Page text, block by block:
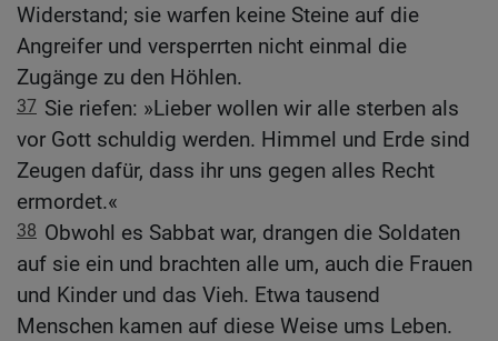
Widerstand; sie warfen keine Steine auf die
Angreifer und versperrten nicht einmal die
Zugänge zu den Höhlen.
37 Sie riefen: »Lieber wollen wir alle sterben als
vor Gott schuldig werden. Himmel und Erde sind
Zeugen dafür, dass ihr uns gegen alles Recht
ermordet.«
38 Obwohl es Sabbat war, drangen die Soldaten
auf sie ein und brachten alle um, auch die Frauen
und Kinder und das Vieh. Etwa tausend
Menschen kamen auf diese Weise ums Leben.